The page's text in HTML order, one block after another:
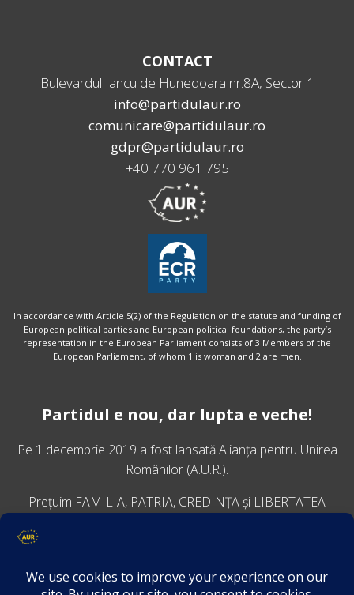
CONTACT
Bulevardul Iancu de Hunedoara nr.8A, Sector 1
info@partidulaur.ro
comunicare@partidulaur.ro
gdpr@partidulaur.ro
+40 770 961 795
In accordance with Article 5(2) of the Regulation on the statute and funding of
European political parties and European political foundations, the party’s
representation in the European Parliament consists of 3 Members of the
European Parliament, of whom 1 is woman and 2 are men.
Partidul e nou, dar lupta e veche!
Pe 1 decembrie 2019 a fost lansatăAlianța pentru Unirea
Românilor (A.U.R.).
Prețuim FAMILIA, PATRIA, CREDINȚA și LIBERTATEA